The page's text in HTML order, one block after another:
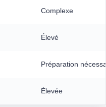
Complexe
Élevé
Préparation
Élevée